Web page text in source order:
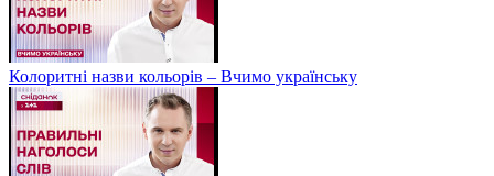
Колоритні назви кольорів – Вчимо українську